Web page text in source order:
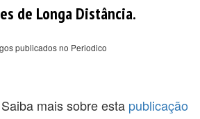
de Longa Distância.
publicados no Periodico
Saiba mais sobre esta publicação